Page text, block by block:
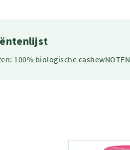
100% biologische cashewNOTEN